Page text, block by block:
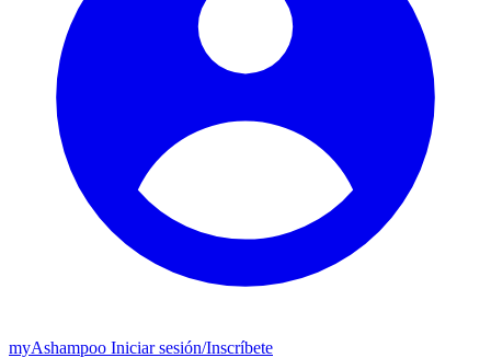
myAshampoo Iniciar sesión/Inscríbete